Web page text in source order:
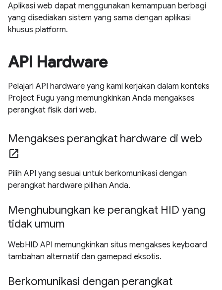
Aplikasi web dapat menggunakan kemampuan berbagi
yang disediakan sistem yang sama dengan aplikasi
khusus platform.
API Hardware
Pelajari API hardware yang kami kerjakan dalam konteks
Project Fugu yang memungkinkan Anda mengakses
perangkat fisik dari web.
Mengakses perangkat hardware di web
open_in_new
Pilih API yang sesuai untuk berkomunikasi dengan
perangkat hardware pilihan Anda.
Menghubungkan ke perangkat HID yang
tidak umum
WebHID API memungkinkan situs mengakses keyboard
tambahan alternatif dan gamepad eksotis.
Berkomunikasi dengan perangkat